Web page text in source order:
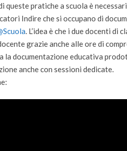
queste pratiche a scuola è
Indire che si occupano di
. L’idea è che i due docenti di
grazie anche alle ore di
documentazione educativa
anche con sessioni dedicate.